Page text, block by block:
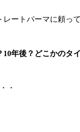
ートパーマに頼って
10年後？どこかのタ
・